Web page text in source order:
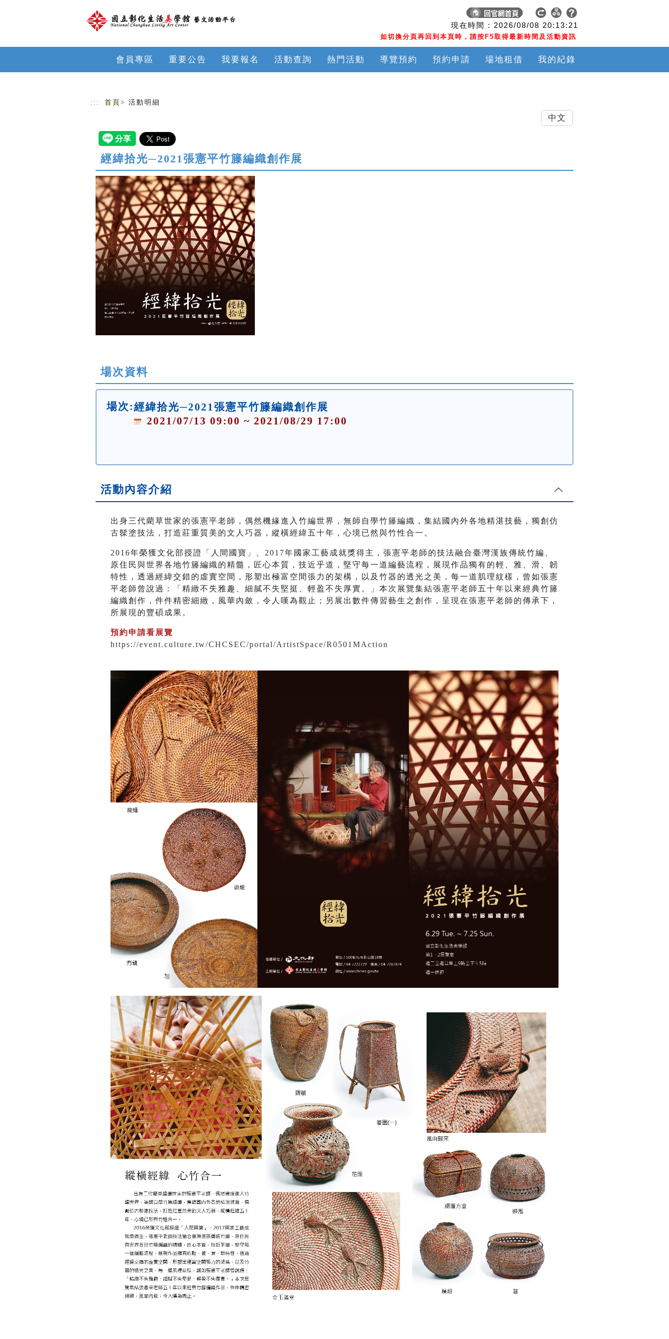
現在時間 : 2026/08/08 20:13:21
如切換分頁再回到本頁時，請按F5取得最新時間及活動資訊
會員專區 重要公告 我要報名 活動查詢 熱門活動 導覽預約 預約申請 場地租借 我的紀錄
::: 首頁 > 活動明細
經緯拾光─2021張憲平竹籐編織創作展
場次資料
場次:經緯拾光─2021張憲平竹籐編織創作展
2021/07/13 09:00 ~ 2021/08/29 17:00
活動內容介紹
出身三代藺草世家的張憲平老師，偶然機緣進入竹編世界，無師自學竹籐編織，集結國內外各地精湛技藝，獨創仿
古髹塗技法，打造莊重質美的文人巧器，縱橫經緯五十年，心境已然與竹性合一。
2016年榮獲文化部授證「人間國寶」、2017年國家工藝成就獎得主，張憲平老師的技法融合臺灣漢族傳統竹編、
原住民與世界各地竹籐編織的精髓，匠心本質，技近乎道，堅守每一道編藝流程，展現作品獨有的輕、雅、滑、韌
特性，透過經緯交錯的虛實空間，形塑出極富空間張力的架構，以及竹器的透光之美，每一道肌理紋樣，曾如張憲
平老師曾說過：「精緻不失雅趣、細膩不失堅挺、輕盈不失厚實。」本次展覽集結張憲平老師五十年以來經典竹籐
編織創作，件件精密細緻，風華內斂，令人嘆為觀止；另展出數件傳習藝生之創作，呈現在張憲平老師的傳承下，
所展現的豐碩成果。
預約申請看展覽
https://event.culture.tw/CHCSEC/portal/ArtistSpace/R0501MAction